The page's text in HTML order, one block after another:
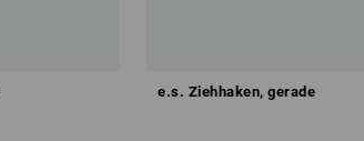
e.s. Ziehhaken, gerade